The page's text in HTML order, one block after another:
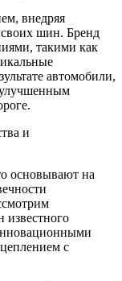
внедряя
своих шин. Бренд
такими как
автомобили,
и
основывают на
известного
с